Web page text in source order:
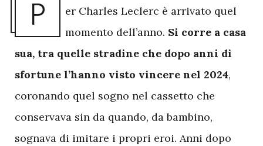
P
er Charles Leclerc è arrivato quel
momento dell’anno. Si corre a casa
sua, tra quelle stradine che dopo anni di
sfortune l’hanno visto vincere nel 2024,
coronando quel sogno nel cassetto che
conservava sin da quando, da bambino,
sognava di imitare i propri eroi. Anni dopo